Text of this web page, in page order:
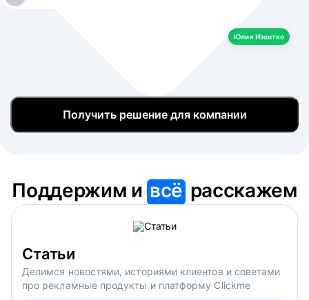
Юлия Изоитко
Получить решение для компании
Поддержим ивсё расскажем
Статьи
Делимся новостями, историями клиентов и советами
про рекламные продукты и платформу Clickme